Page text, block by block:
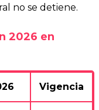
no se detiene.
2026 en
Vigencia